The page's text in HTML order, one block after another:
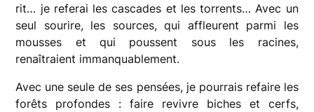
rit… je referai les cascades et les torrents… Avec un
seul sourire, les sources, qui affleurent parmi les
mousses et qui poussent sous les racines,
renaîtraient immanquablement.
Avec une seule de ses pensées, je pourrais refaire les
forêts profondes : faire revivre biches et cerfs,